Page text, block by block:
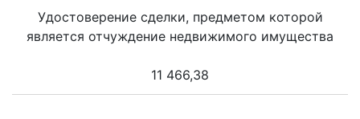
Удостоверение сделки, предметом которой
является отчуждение недвижимого имущества
11 466,38